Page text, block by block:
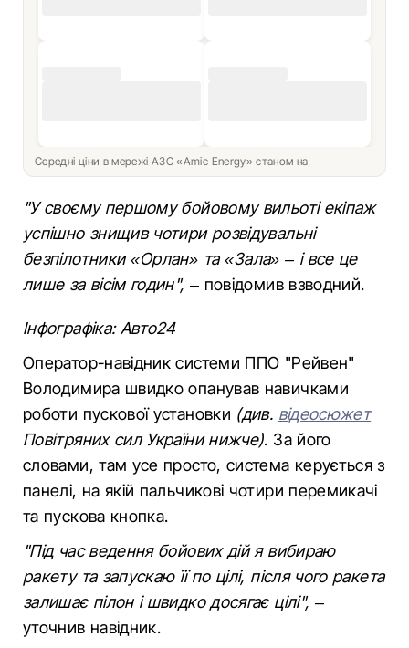
Середні ціни в мережі АЗС «Amic Energy» станом на
"У своєму першому бойовому вильоті екіпаж
успішно знищив чотири розвідувальні
безпілотники «Орлан» та «Зала» – і все це
лише за вісім годин", – повідомив взводний.
Інфографіка: Авто24
Оператор-навідник системи ППО "Рейвен"
Володимира швидко опанував навичками
роботи пускової установки (див. відеосюжет
Повітряних сил України нижче). За його
словами, там усе просто, система керується з
панелі, на якій пальчикові чотири перемикачі
та пускова кнопка.
"Під час ведення бойових дій я вибираю
ракету та запускаю її по цілі, після чого ракета
залишає пілон і швидко досягає цілі", –
уточнив навідник.